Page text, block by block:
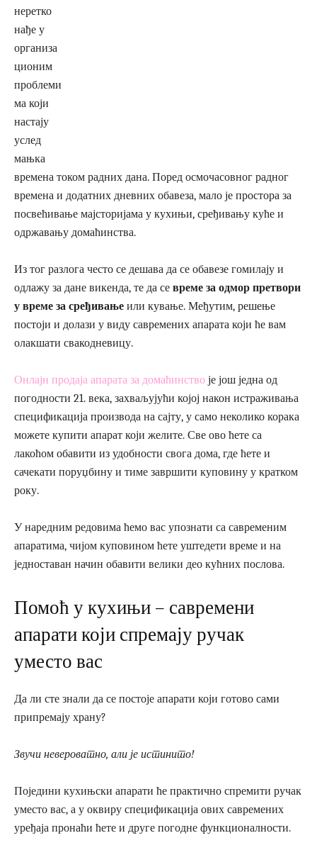
неретко
нађе у
организа
ционим
проблеми
ма који
настају
услед
мањка
времена током радних дана. Поред осмочасовног радног
времена и додатних дневних обавеза, мало је простора за
посвећивање мајсторијама у кухињи, сређивању куће и
одржавању домаћинства.
Из тог разлога често се дешава да се обавезе гомилају и
одлажу за дане викенда, те да се време за одмор претвори
у време за сређивање или кување. Међутим, решење
постоји и долази у виду савремених апарата који ће вам
олакшати свакодневицу.
Онлајн продаја апарата за домаћинство је још једна од
погодности 21. века, захваљујући којој након истраживања
спецификација производа на сајту, у само неколико корака
можете купити апарат који желите. Све ово ћете са
лакоћом обавити из удобности свога дома, где ћете и
сачекати поруџбину и тиме завршити куповину у кратком
року.
У наредним редовима ћемо вас упознати са савременим
апаратима, чијом куповином ћете уштедети време и на
једноставан начин обавити велики део кућних послова.
Помоћ у кухињи – савремени
апарати који спремају ручак
уместо вас
Да ли сте знали да се постоје апарати који готово сами
припремају храну?
Звучи невероватно, али је истинито!
Поједини кухињски апарати ће практично спремити ручак
уместо вас, а у оквиру спецификација ових савремених
уређаја пронаћи ћете и друге погодне функционалности.